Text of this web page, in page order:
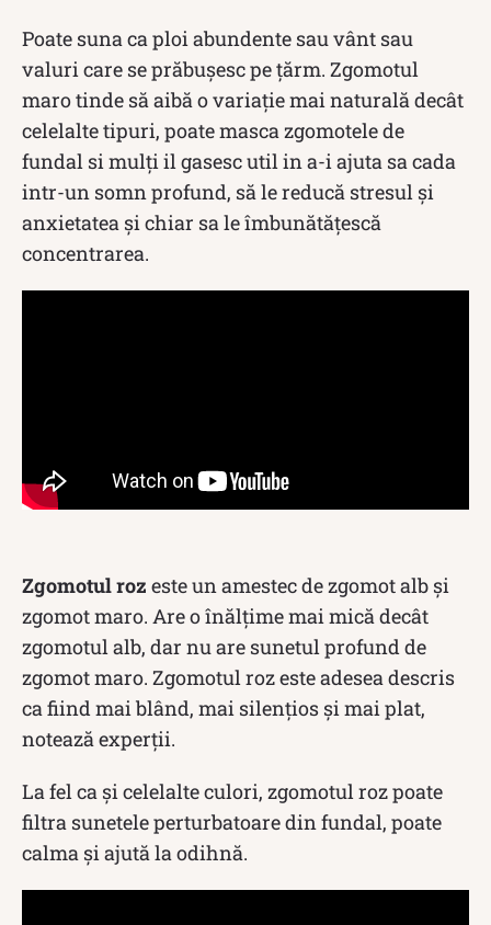
Poate suna ca ploi abundente sau vânt sau
valuri care se prăbușesc pe țărm. Zgomotul
maro tinde să aibă o variație mai naturală decât
celelalte tipuri, poate masca zgomotele de
fundal si mulți il gasesc util in a-i ajuta sa cada
intr-un somn profund, să le reducă stresul și
anxietatea și chiar sa le îmbunătățescă
concentrarea.
Zgomotul roz este un amestec de zgomot alb și
zgomot maro. Are o înălțime mai mică decât
zgomotul alb, dar nu are sunetul profund de
zgomot maro. Zgomotul roz este adesea descris
ca fiind mai blând, mai silențios și mai plat,
notează experții.
La fel ca și celelalte culori, zgomotul roz poate
filtra sunetele perturbatoare din fundal, poate
calma și ajută la odihnă.